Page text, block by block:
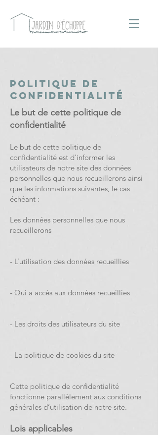
POLITIQUE DE
CONFIDENTIALITÉ
Le but de cette politique de
confidentialité
Le but de cette politique de
confidentialité est d'informer les
utilisateurs de notre site des données
personnelles que nous recueillerons ainsi
que les informations suivantes, le cas
échéant :
Les données personnelles que nous
recueillerons
- L’utilisation des données recueillies
- Qui a accès aux données recueillies
- Les droits des utilisateurs du site
- La politique de cookies du site
Cette politique de confidentialité
fonctionne parallèlement aux conditions
générales d’utilisation de notre site.
Lois applicables